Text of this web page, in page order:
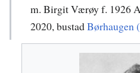
m. Birgit Værøy f. 1926
2020, bustadBørhaugen